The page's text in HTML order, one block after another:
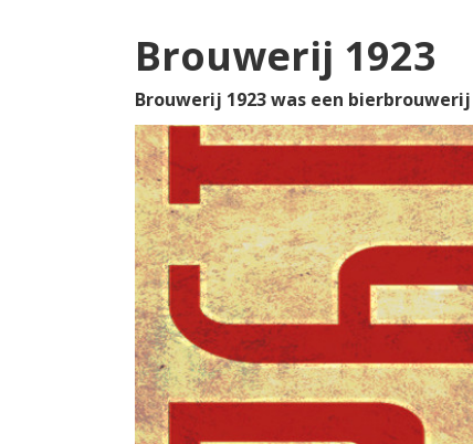
Brouwerij 1923
Brouwerij 1923 was een